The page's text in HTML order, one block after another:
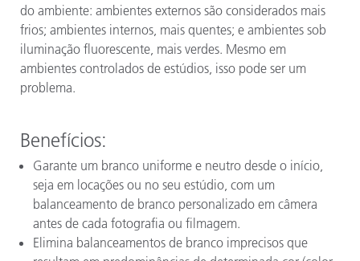
do ambiente: ambientes externos são considerados mais
frios; ambientes internos, mais quentes; e ambientes sob
iluminação fluorescente, mais verdes. Mesmo em
ambientes controlados de estúdios, isso pode ser um
problema.
Benefícios:
Garante um branco uniforme e neutro desde o início,
seja em locações ou no seu estúdio, com um
balanceamento de branco personalizado em câmera
antes de cada fotografia ou filmagem.
Elimina balanceamentos de branco imprecisos que